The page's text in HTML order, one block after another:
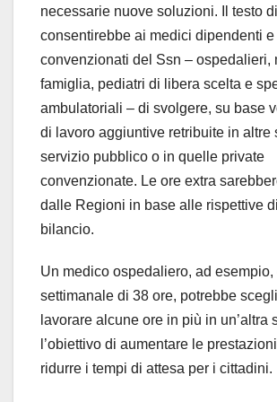
necessarie nuove soluzioni. Il testo
consentirebbe ai medici dipendenti e
convenzionati del Ssn – ospedalieri,
famiglia, pediatri di libera scelta e
ambulatoriali – di svolgere, su base
di lavoro aggiuntive retribuite in altre
servizio pubblico o in quelle private
convenzionate. Le ore extra
dalle Regioni in base alle rispettive
bilancio.
Un medico ospedaliero, ad
settimanale di 38 ore, potrebbe
lavorare alcune ore in più in un’altra
l’obiettivo di aumentare le
ridurre i tempi di attesa per i cittadini.